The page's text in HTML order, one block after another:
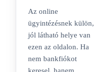
Az online
ügyintézésnek külön,
jól látható helye van
ezen az oldalon. Ha
nem bankfiókot
keresel, hanem